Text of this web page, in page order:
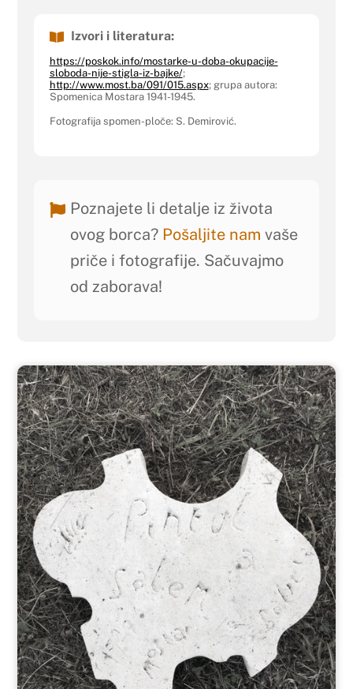
Izvori i literatura:
https://poskok.info/mostarke-u-doba-okupacije-
sloboda-nije-stigla-iz-bajke/;
http://www.most.ba/091/015.aspx; grupa autora:
Spomenica Mostara 1941-1945.
Fotografija spomen-ploče: S. Demirović.
Poznajete li detalje iz života
ovog borca? Pošaljite nam vaše
priče i fotografije. Sačuvajmo
od zaborava!